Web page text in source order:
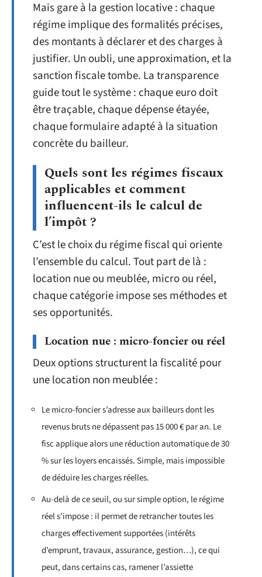
Mais gare à la gestion locative : chaque
régime implique des formalités précises,
des montants à déclarer et des charges à
justifier. Un oubli, une approximation, et la
sanction fiscale tombe. La transparence
guide tout le système : chaque euro doit
être traçable, chaque dépense étayée,
chaque formulaire adapté à la situation
concrète du bailleur.
Quels sont les régimes fiscaux
applicables et comment
influencent-ils le calcul de
l’impôt ?
C’est le choix du régime fiscal qui oriente
l’ensemble du calcul. Tout part de là :
location nue ou meublée, micro ou réel,
chaque catégorie impose ses méthodes et
ses opportunités.
Location nue : micro-foncier ou réel
Deux options structurent la fiscalité pour
une location non meublée :
Le micro-foncier s’adresse aux bailleurs dont les
revenus bruts ne dépassent pas 15 000 € par an. Le
fisc applique alors une réduction automatique de 30
% sur les loyers encaissés. Simple, mais impossible
de déduire les charges réelles.
Au-delà de ce seuil, ou sur simple option, le régime
réel s’impose : il permet de retrancher toutes les
charges effectivement supportées (intérêts
d’emprunt, travaux, assurance, gestion…), ce qui
peut, dans certains cas, ramener l’assiette